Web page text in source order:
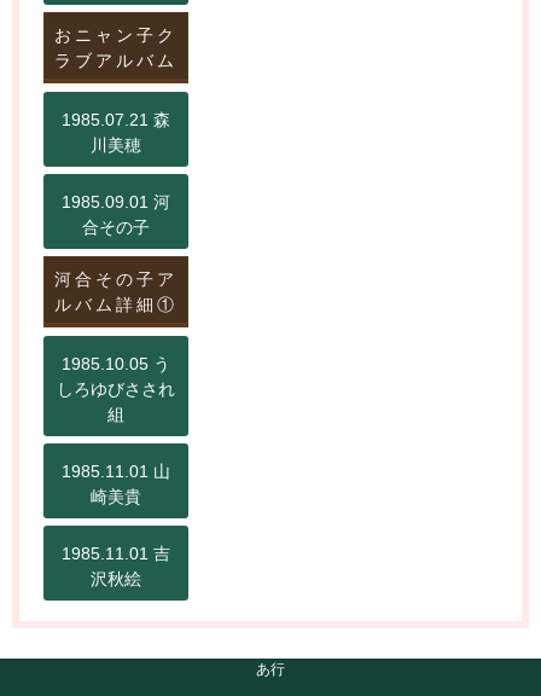
おニャン子ク
ラブアルバム
1985.07.21 森
川美穂
1985.09.01 河
合その子
河合その子ア
ルバム詳細①
1985.10.05 う
しろゆびさされ
組
1985.11.01 山
崎美貴
1985.11.01 吉
沢秋絵
あ行